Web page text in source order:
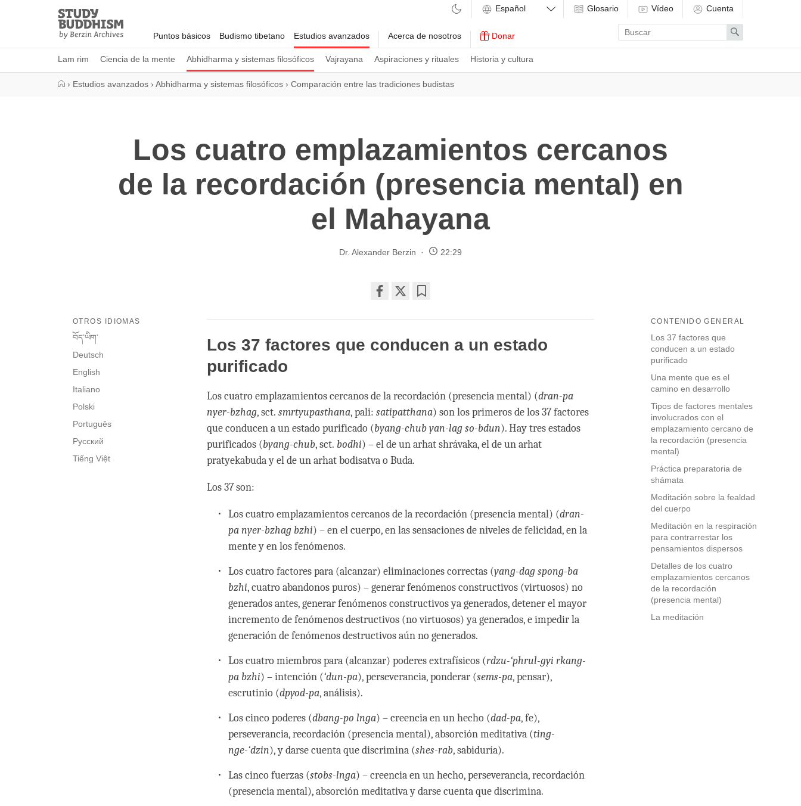
Study
Buddhism
Home
Puntos básicos Budismo tibetano Estudios avanzados
Lam rim Ciencia de la mente Abhidharma y sistemas filosóficos Vajrayana Aspiraciones y rituales Historia y cultura
Acerca de nosotros Donar
Glosario Vídeo Cuenta
Enter
search
term
Search
› Estudios avanzados › Abhidharma y sistemas filosóficos › Comparación entre las tradiciones budistas
Los cuatro emplazamientos cercanos
de la recordación (presencia mental) en
el Mahayana
Dr. Alexander Berzin 22:29
on
facebook
CONTENIDO GENERAL
Los 37 factores que
conducen a un estado
purificado
Una mente que es el
camino en desarrollo
Tipos de factores mentales
involucrados con el
emplazamiento cercano de
la recordación (presencia
mental)
Práctica preparatoria de
shámata
Meditación sobre la fealdad
del cuerpo
Meditación en la respiración
para contrarrestar los
pensamientos dispersos
Detalles de los cuatro
emplazamientos cercanos
de la recordación
(presencia mental)
La meditación
OTROS IDIOMAS
བོད་ཡིག་
Deutsch
English
Italiano
Polski
Português
Русский
Tiếng Việt
Los 37 factores que conducen a un estado
purificado
Los cuatro emplazamientos cercanos de la recordación (presencia mental) (dran-pa
nyer-bzhag, sct. smrtyupasthana, pali: satipatthana) son los primeros de los 37 factores
que conducen a un estado purificado (byang-chub yan-lag so-bdun). Hay tres estados
purificados (byang-chub, sct. bodhi) – el de un arhat shrávaka, el de un arhat
pratyekabuda y el de un arhat bodisatva o Buda.
Los 37 son:
Los cuatro emplazamientos cercanos de la recordación (presencia mental) (dran-
pa nyer-bzhag bzhi) – en el cuerpo, en las sensaciones de niveles de felicidad, en la
mente y en los fenómenos.
Los cuatro factores para (alcanzar) eliminaciones correctas (yang-dag spong-ba
bzhi, cuatro abandonos puros) – generar fenómenos constructivos (virtuosos) no
generados antes, generar fenómenos constructivos ya generados, detener el mayor
incremento de fenómenos destructivos (no virtuosos) ya generados, e impedir la
generación de fenómenos destructivos aún no generados.
Los cuatro miembros para (alcanzar) poderes extrafísicos (rdzu-‘phrul-gyi rkang-
pa bzhi) – intención (‘dun-pa), perseverancia, ponderar (sems-pa, pensar),
escrutinio (dpyod-pa, análisis).
Los cinco poderes (dbang-po lnga) – creencia en un hecho (dad-pa, fe),
perseverancia, recordación (presencia mental), absorción meditativa (ting-
nge-‘dzin), y darse cuenta que discrimina (shes-rab, sabiduría).
Las cinco fuerzas (stobs-lnga) – creencia en un hecho, perseverancia, recordación
(presencia mental), absorción meditativa y darse cuenta que discrimina.